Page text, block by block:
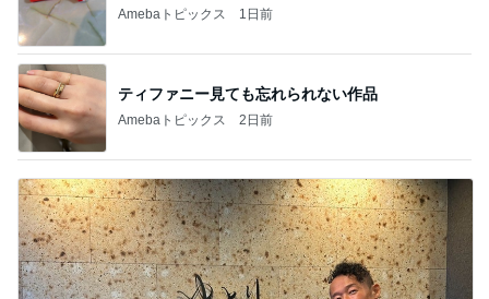
Amebaトピックス 1日前
ティファニー見ても忘れられない作品
Amebaトピックス 2日前